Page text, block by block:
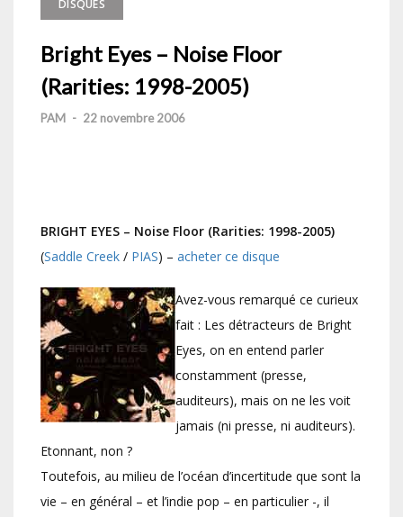
DISQUES
Bright Eyes – Noise Floor
(Rarities: 1998-2005)
PAM - 22 novembre 2006
BRIGHT EYES – Noise Floor (Rarities: 1998-2005)
(Saddle Creek / PIAS) – acheter ce disque
Avez-vous remarqué ce curieux
fait : Les détracteurs de Bright
Eyes, on en entend parler
constamment (presse,
auditeurs), mais on ne les voit
jamais (ni presse, ni auditeurs).
Etonnant, non ?
Toutefois, au milieu de l’océan d’incertitude que sont la
vie – en général – et l’indie pop – en particulier -, il